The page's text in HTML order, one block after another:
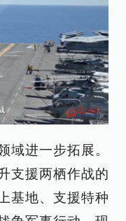
域进一步拓展。
支援两栖作战的
基地、支援特种